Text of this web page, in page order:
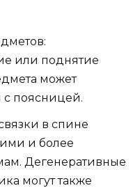
или поднятие
может
поясницей.
в спине
и более
Дегенеративные
могут также